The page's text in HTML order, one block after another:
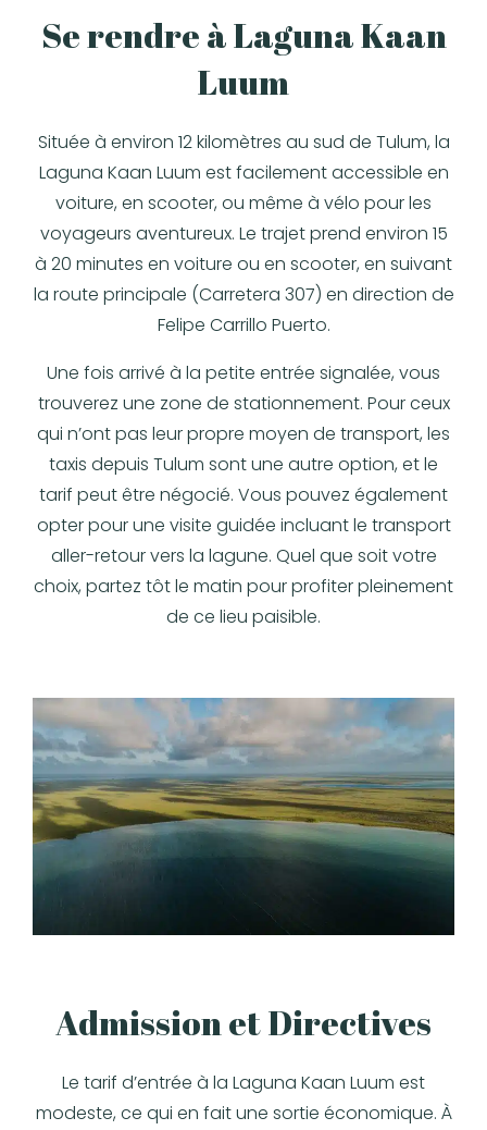
Se rendre à Laguna Kaan
Luum
Située à environ 12 kilomètres au sud de Tulum, la
Laguna Kaan Luum est facilement accessible en
voiture, en scooter, ou même à vélo pour les
voyageurs aventureux. Le trajet prend environ 15
à 20 minutes en voiture ou en scooter, en suivant
la route principale (Carretera 307) en direction de
Felipe Carrillo Puerto.
Une fois arrivé à la petite entrée signalée, vous
trouverez une zone de stationnement. Pour ceux
qui n’ont pas leur propre moyen de transport, les
taxis depuis Tulum sont une autre option, et le
tarif peut être négocié. Vous pouvez également
opter pour une visite guidée incluant le transport
aller-retour vers la lagune. Quel que soit votre
choix, partez tôt le matin pour profiter pleinement
de ce lieu paisible.
Admission et Directives
Le tarif d’entrée à la Laguna Kaan Luum est
modeste, ce qui en fait une sortie économique. À